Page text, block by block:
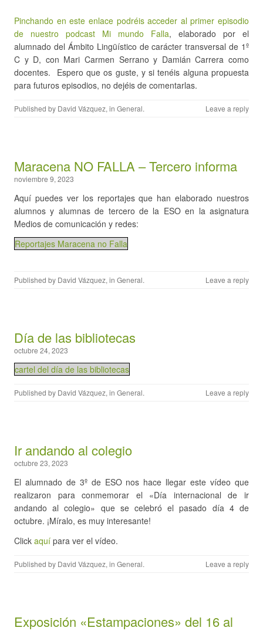
Pinchando en este enlace podréis acceder al primer episodio
de nuestro podcast Mi mundo Falla, elaborado por el
alumnado del Ámbito Lingüístico de carácter transversal de 1º
C y D, con Mari Carmen Serrano y Damián Carrera como
docentes. Espero que os guste, y si tenéis alguna propuesta
para futuros episodios, no dejéis de comentarlas.
Published by David Vázquez, in General. Leave a reply
Maracena NO FALLA – Tercero informa
noviembre 9, 2023
Aquí puedes ver los reportajes que han elaborado nuestros
alumnos y alumnas de tercero de la ESO en la asignatura
Medios de comunicación y redes:
Reportajes Maracena no Falla
Published by David Vázquez, in General. Leave a reply
Día de las bibliotecas
octubre 24, 2023
cartel del día de las bibliotecas
Published by David Vázquez, in General. Leave a reply
Ir andando al colegio
octubre 23, 2023
El alumnado de 3º de ESO nos hace llegar este vídeo que
realizaron para conmemorar el «Día internacional de ir
andando al colegio» que se celebró el pasado día 4 de
octubre. ¡Míralo, es muy interesante!
Click aquí para ver el vídeo.
Published by David Vázquez, in General. Leave a reply
Exposición «Estampaciones» del 16 al